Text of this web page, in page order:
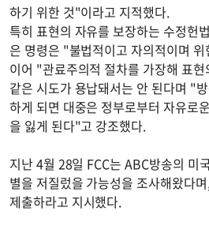
하기 위한 것"이라고 지적했다.
특히 표현의 자유를 보장하는 수정헌
은 명령은 "불법적이고 자의적이며
이어 "관료주의적 절차를 가장해 표
같은 시도가 용납돼서는 안 된다며 "
하게 되면 대중은 정부로부터 자유로
을 잃게 된다"고 강조했다.
지난 4월 28일 FCC는 ABC방송의 미
별을 저질렀을 가능성을 조사해왔다
제출하라고 지시했다.